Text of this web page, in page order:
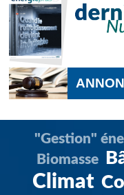
"Gestion"
Biomasse
Climat